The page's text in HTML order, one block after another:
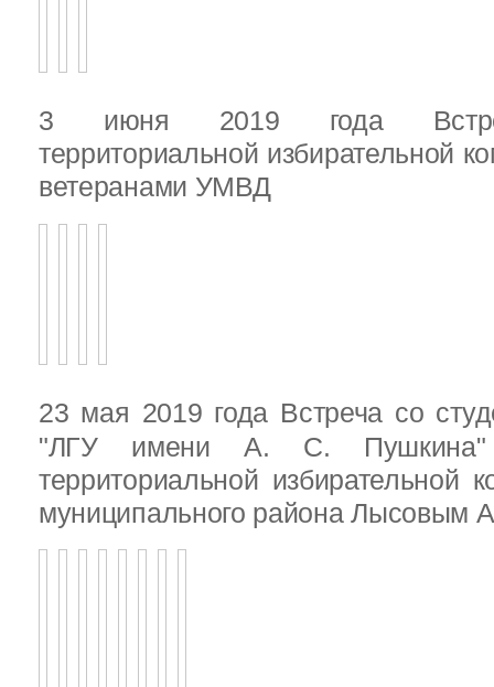
3 июня 2019 года
территориальной избирательной
ветеранами УМВД
23 мая 2019 года Встреча со
"ЛГУ имени А. С. Пушкина"
территориальной избирательной
муниципального района Лысовым